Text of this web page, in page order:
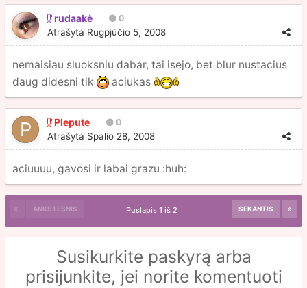
rudaakė 0
Atrašyta Rugpjūčio 5, 2008
nemaisiau sluoksniu dabar, tai isejo, bet blur nustacius
daug didesni tik
aciukas
Plepute 0
Atrašyta Spalio 28, 2008
aciuuuu, gavosi ir labai grazu :huh:
ANKSTESNIS SEKANTIS
Puslapis 1 iš 2
Susikurkite paskyrą arba
prisijunkite, jei norite komentuoti